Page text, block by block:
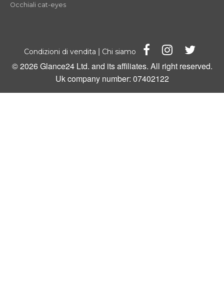
Occhiali cat-eyes
Condizioni di vendita | Chi siamo
© 2026 Glance24 Ltd. and its affiliates. All right reserved.
Uk company number: 07402122